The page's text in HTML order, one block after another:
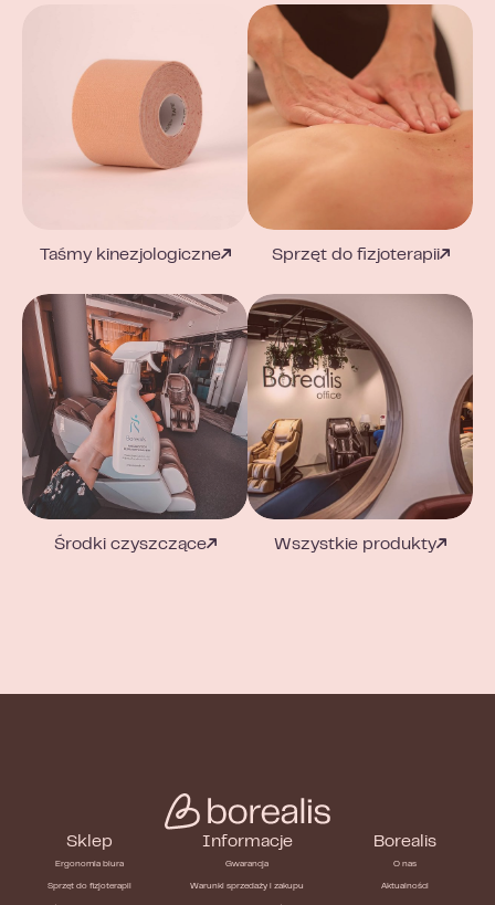
Taśmy kinezjologiczne Sprzęt do fizjoterapii
Środki czyszczące Wszystkie produkty
Sklep
Ergonomia biura
Sprzęt do fizjoterapii
Informacje
Gwarancja
Warunki sprzedaży i zakupu
Borealis
O nas
Aktualności